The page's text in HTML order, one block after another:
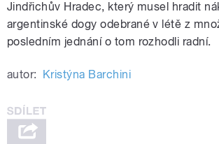
Jindřichův Hradec, který musel hradit
argentinské dogy odebrané v létě z
posledním jednání o tom rozhodli radní.
autor: Kristýna Barchini